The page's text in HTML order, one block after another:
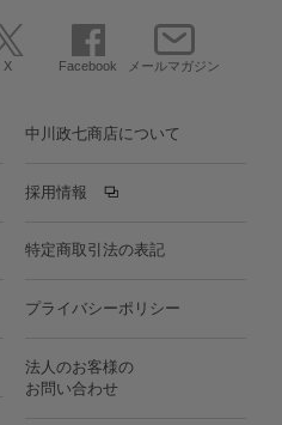
X Facebook メールマガジン
中川政七商店について
採用情報
特定商取引法の表記
プライバシーポリシー
法人のお客様の
お問い合わせ